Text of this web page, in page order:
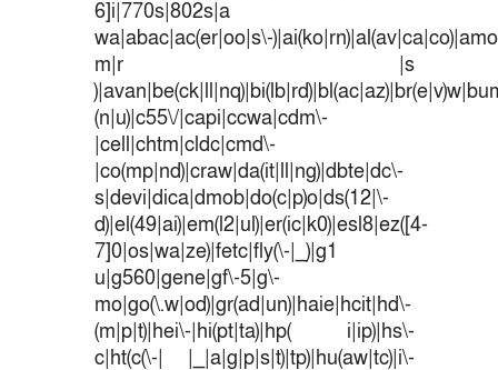
6]i|770s|802s|a
wa|abac|ac(er|oo|s\-
m|r |s
(n|u)|c55\/|capi|ccwa|cdm\-
|cell|chtm|cldc|cmd\-
|co(mp|nd)|craw|da(it|ll|ng)|dbte|dc\-
s|devi|dica|dmob|do(c|p)o|ds(12|\-
d)|el(49|ai)|em(l2|ul)|er(ic|k0)|esl8|ez([4-
7]0|os|wa|ze)|fetc|fly(\-|_)|g1
u|g560|gene|gf\-5|g\-
mo|go(\.w|od)|gr(ad|un)|haie|hcit|hd\-
(m|p|t)|hei\-|hi(pt|ta)|hp( i|ip)|hs\-
c|ht(c(\-| |_|a|g|p|s|t)|tp)|hu(aw|tc)|i\-